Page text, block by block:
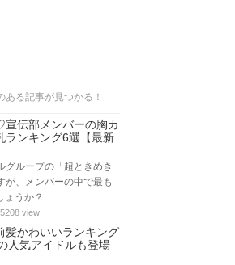
ある記事が見つかる！
伝部メンバーの胸カ
ランキング6選【最新
グループの「超ときめき
、メンバーの中で最も
ょうか？…
view
髪かわいいランキング
人気アイドルも登場